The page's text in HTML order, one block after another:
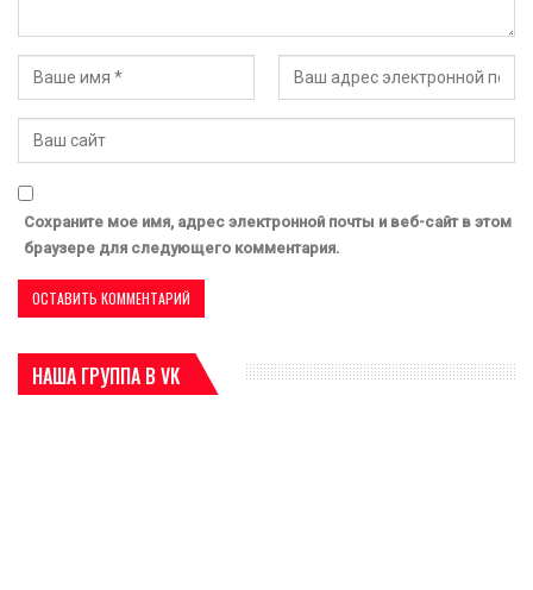
Сохраните мое имя, адрес электронной почты и веб-сайт в этом
браузере для следующего комментария.
НАША ГРУППА В VK